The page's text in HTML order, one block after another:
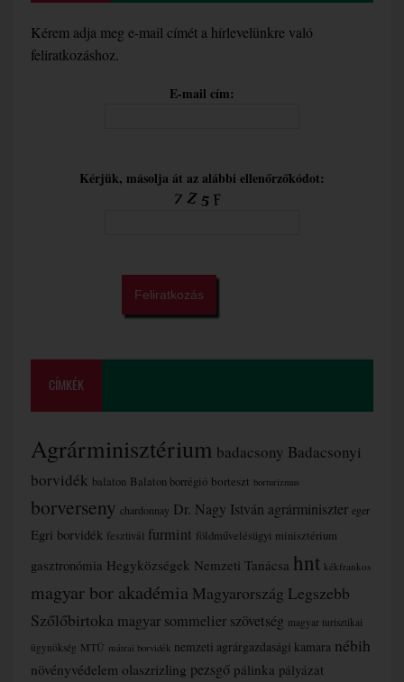
Kérem adja meg e-mail címét a hírlevelünkre való
feliratkozáshoz.
E-mail cím:
Kérjük, másolja át az alábbi ellenőrzőkódot:
CÍMKÉK
Agrárminisztérium badacsony Badacsonyi
borvidék balaton Balaton borrégió borteszt borturizmus
borverseny chardonnay Dr. Nagy István agrárminiszter eger
Egri borvidék fesztivál furmint földművelésügyi minisztérium
gasztronómia Hegyközségek Nemzeti Tanácsa hnt kékfrankos
magyar bor akadémia Magyarország Legszebb
Szőlőbirtoka magyar sommelier szövetség magyar turisztikai
ügynökség MTÜ mátrai borvidék nemzeti agrárgazdasági kamara nébih
növényvédelem olaszrizling pezsgő pálinka pályázat